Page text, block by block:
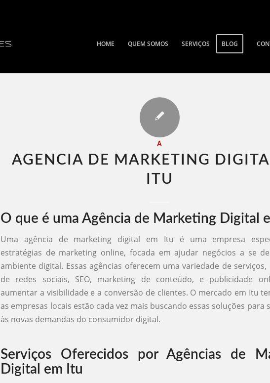
HOME QUEM SOMOS SERVIÇOS BLOG
A
AGENCIA DE MARKETING
ITU​
O que é uma Agência de Marketing Digital
Uma agência de marketing digital em Itu é uma empresa
estratégias de marketing online, focada em ajudar negócios a se
ambiente digital. Essas agências oferecem uma variedade de
de redes sociais, SEO, marketing de conteúdo, e publicidade
aumentar a visibilidade e a conversão de clientes. O mercado em Itu
as empresas locais estão cada vez mais buscando essas soluções para
às novas demandas do consumidor digital.
Serviços Oferecidos por Agências de
Digital em Itu